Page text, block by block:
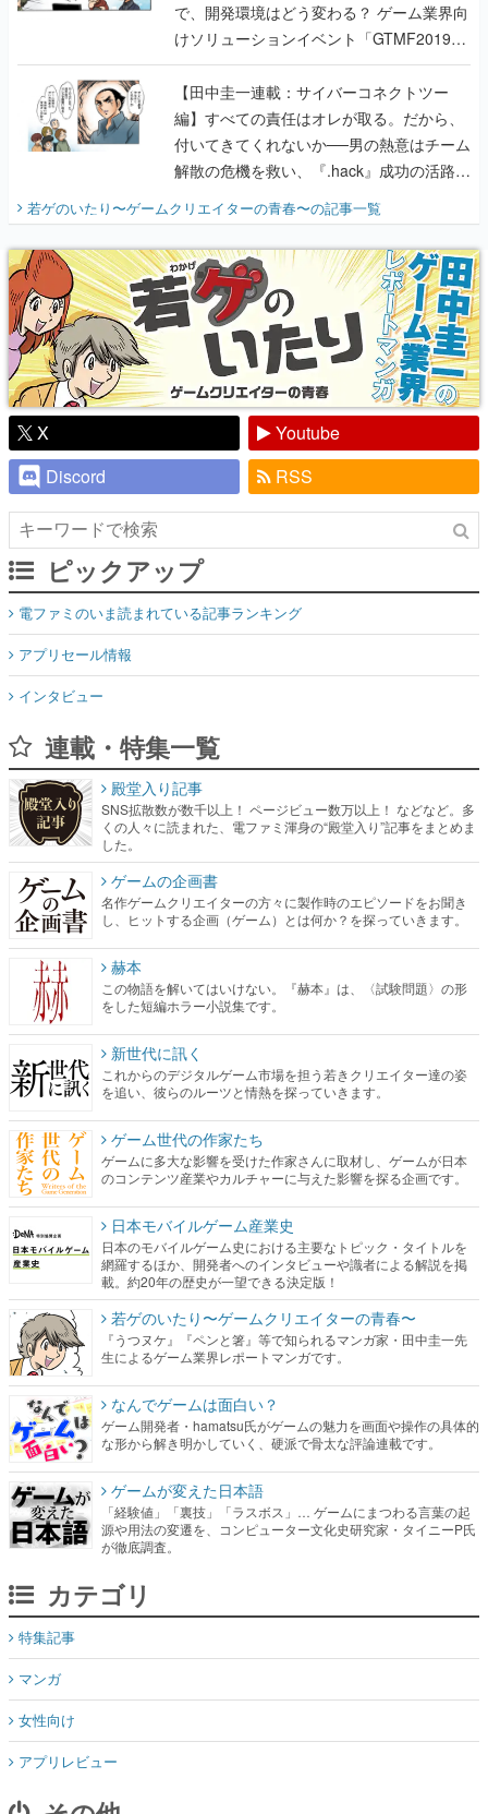
で、開発環境はどう変わる？ ゲーム業界向
けソリューションイベント「GTMF2019」
に行って、より理解を深めよう【PR】
【田中圭一連載：サイバーコネクトツー
編】すべての責任はオレが取る。だから、
付いてきてくれないか──男の熱意はチーム
解散の危機を救い、『.hack』成功の活路を
開く。業界の快男児・松山 洋に流れる血は
『少年ジャンプ』色だった【若ゲのいた
り】
若ゲのいたり〜ゲームクリエイターの青春〜の記事一覧
X
Youtube
Discord
RSS
ピックアップ
電ファミのいま読まれている記事ランキング
アプリセール情報
インタビュー
連載・特集一覧
殿堂入り記事
SNS拡散数が数千以上！ ページビュー数万以上！ などなど。多
くの人々に読まれた、電ファミ渾身の“殿堂入り”記事をまとめま
した。
ゲームの企画書
名作ゲームクリエイターの方々に製作時のエピソードをお聞き
し、ヒットする企画（ゲーム）とは何か？を探っていきます。
赫本
この物語を解いてはいけない。『赫本』は、〈試験問題〉の形
をした短編ホラー小説集です。
新世代に訊く
これからのデジタルゲーム市場を担う若きクリエイター達の姿
を追い、彼らのルーツと情熱を探っていきます。
ゲーム世代の作家たち
ゲームに多大な影響を受けた作家さんに取材し、ゲームが日本
のコンテンツ産業やカルチャーに与えた影響を探る企画です。
日本モバイルゲーム産業史
日本のモバイルゲーム史における主要なトピック・タイトルを
網羅するほか、開発者へのインタビューや識者による解説を掲
載。約20年の歴史が一望できる決定版！
若ゲのいたり〜ゲームクリエイターの青春〜
『うつヌケ』『ペンと箸』等で知られるマンガ家・田中圭一先
生によるゲーム業界レポートマンガです。
なんでゲームは面白い？
ゲーム開発者・hamatsu氏がゲームの魅力を画面や操作の具体的
な形から解き明かしていく、硬派で骨太な評論連載です。
ゲームが変えた日本語
「経験値」「裏技」「ラスボス」… ゲームにまつわる言葉の起
源や用法の変遷を、コンピューター文化史研究家・タイニーP氏
が徹底調査。
カテゴリ
特集記事
マンガ
女性向け
アプリレビュー